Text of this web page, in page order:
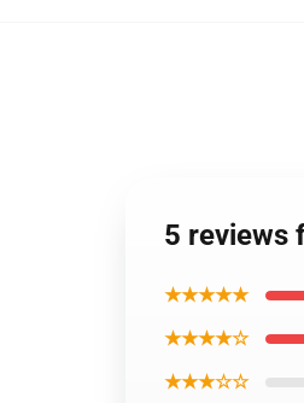
5 reviews
★★★★★
★★★★☆
★★★☆☆